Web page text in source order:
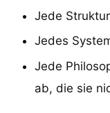
Jede
Jedes
Jede
ab, die sie